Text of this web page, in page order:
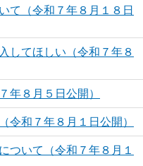
て（令和７年８月１８日
してほしい（令和７年８
年８月５日公開）
令和７年８月１日公開）
ついて（令和７年８月１